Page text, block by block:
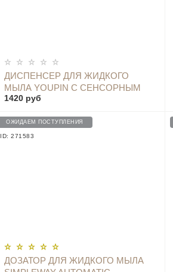
ДИСПЕНСЕР ДЛЯ ЖИДКОГО
МЫЛА YOUPIN С СЕНСОРНЫМ
ДАТЧИКОМ И ТЕРМОМЕТРОМ
1420 руб
ОПОВЕСТИТЬ
ОЖИДАЕМ ПОСТУПЛЕНИЯ
ID: 271583
ДОЗАТОР ДЛЯ ЖИДКОГО МЫЛА
ОПОВЕСТИТЬ